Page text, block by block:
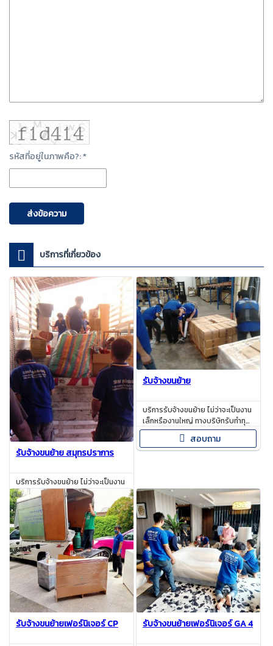
รหัสที่อยู่ในภาพคือ?: *
ส่งข้อความ
บริการที่เกี่ยวข้อง
รับจ้างขนย้าย สมุทรปราการ
บริการรับจ้างขนย้าย ไม่ว่าจะเป็นงาน
เล็กหรืองานใหญ่ ทางบริษัทรับทำทุก
งาน โทรมาสอบถามราคาได้ตลอด
24 ชั่วโมง
สอบถาม
รับจ้างขนย้าย
บริการรับจ้างขนย้าย ไม่ว่าจะเป็นงาน
เล็กหรืองานใหญ่ ทางบริษัทรับทำทุก
งาน โทรมาสอบถามราคาได้ตลอด
สอบถาม
รับจ้างขนย้ายเฟอร์นิเจอร์ CP รับจ้างขนย้ายเฟอร์นิเจอร์ GA 4